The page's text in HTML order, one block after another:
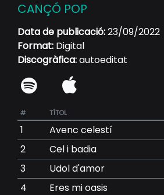
CANÇÓ POP
Data de publicació:23/09/2022
Format: Digital
Discogràfica:autoeditat
# TÍTOL
1
Avenc celestí
2
Cel i badia
3
Udol d'amor
4
Eres mi oasis